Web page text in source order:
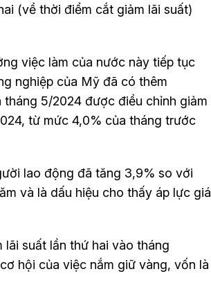
(về thời điểm cắt giảm lãi suất)
việc làm của nước này tiếp tục
nghiệp của Mỹ đã có thêm
5/2024 được điều chỉnh giảm
từ mức 4,0% của tháng trước
lao động đã tăng 3,9% so với
và là dấu hiệu cho thấy áp lực giá
suất lần thứ hai vào tháng
hội của việc nắm giữ vàng, vốn là